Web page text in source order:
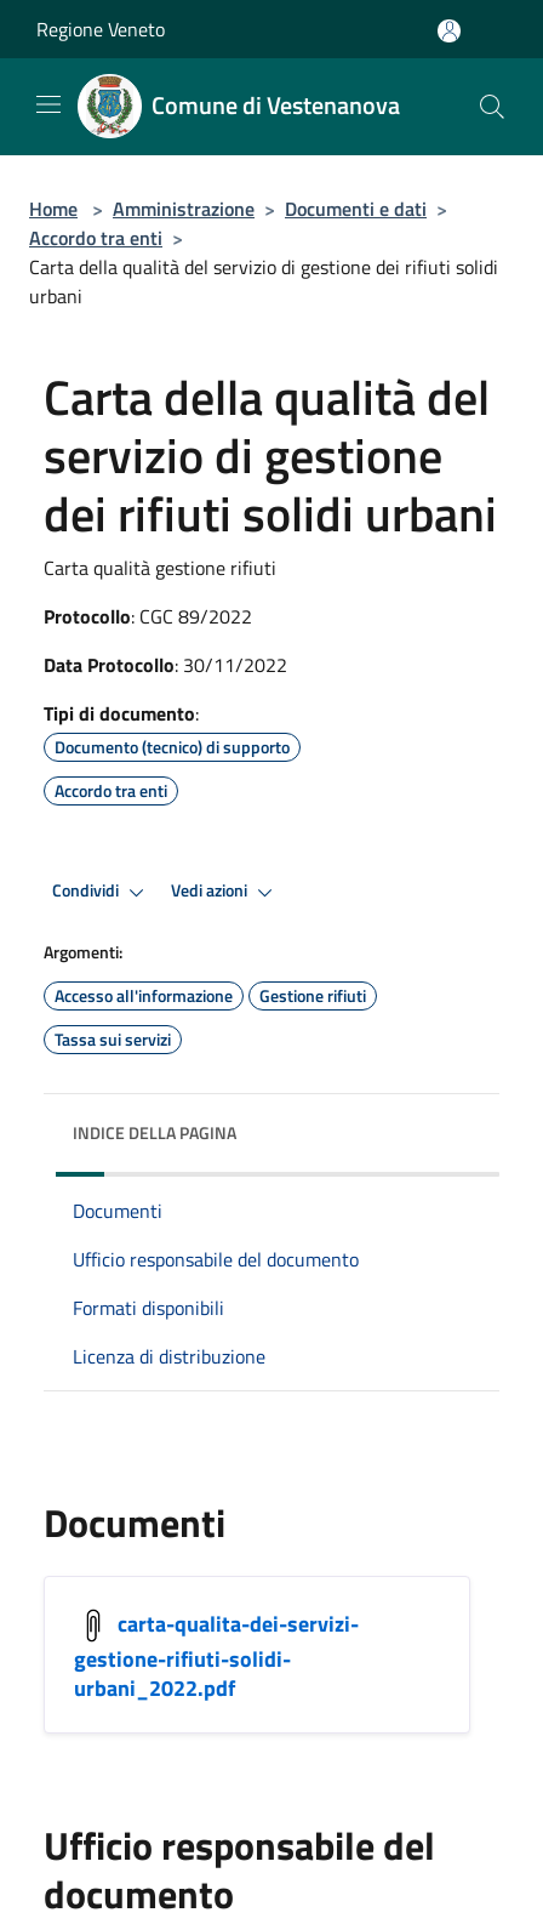
Regione Veneto
Comune di Vestenanova
Home > Amministrazione > Documenti e dati >
Accordo tra enti >
Carta della qualità del servizio di gestione dei rifiuti solidi
urbani
Carta della qualità del
servizio di gestione
dei rifiuti solidi urbani
Carta qualità gestione rifiuti
Protocollo: CGC 89/2022
Data Protocollo: 30/11/2022
Tipi di documento:
Documento (tecnico) di supporto
Accordo tra enti
Condividi Vedi azioni
Argomenti:
Accesso all'informazione
Gestione rifiuti
Tassa sui servizi
INDICE DELLA PAGINA
Documenti
Ufficio responsabile del documento
Formati disponibili
Licenza di distribuzione
Documenti
carta-qualita-dei-servizi-
gestione-rifiuti-solidi-
urbani_2022.pdf
Ufficio responsabile del
documento